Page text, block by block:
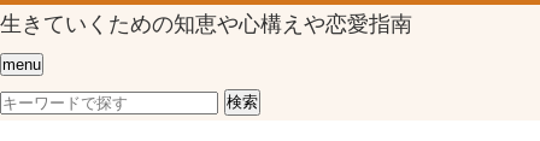
生きていくための知恵や心構えや恋愛指南
menu